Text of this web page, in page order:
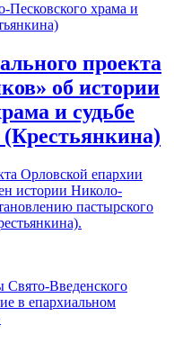
проекта
об истории
и судьбе
Орловской епархии
истории Николо-
пастырского